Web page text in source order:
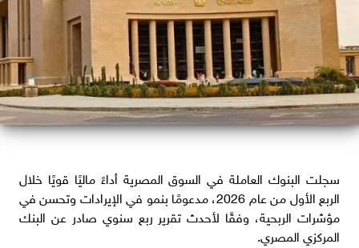
سجلت البنوك العاملة في السوق المصرية أداءً ماليًا قويًا خلال
الربع الأول من عام 2026، مدعومًا بنمو في الإيرادات وتحسن في
مؤشرات الربحية، وفقًا لأحدث تقرير ربع سنوي صادر عن البنك
المركزي المصري.